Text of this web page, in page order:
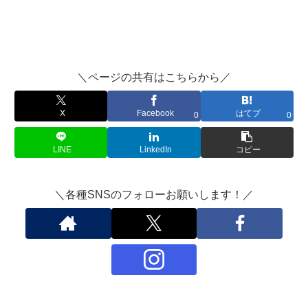
＼ページの共有はこちらから／
X Facebook 0 はてブ 0
LINE LinkedIn コピー
＼各種SNSのフォローお願いします！／